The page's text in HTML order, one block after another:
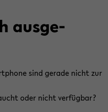
aus­ge­
sind ge­ra­de nicht zur
oder nicht ver­füg­bar?